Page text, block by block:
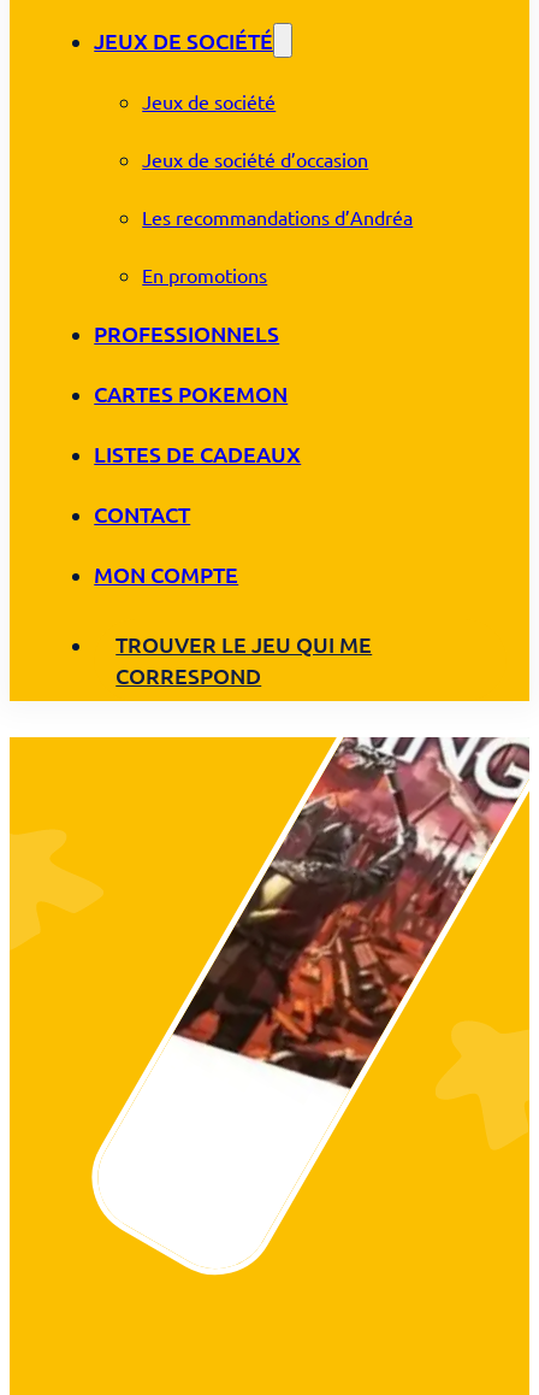
JEUX DE SOCIÉTÉ
Jeux de société
Jeux de société d’occasion
Les recommandations d’Andréa
En promotions
PROFESSIONNELS
CARTES POKEMON
LISTES DE CADEAUX
CONTACT
MON COMPTE
TROUVER LE JEU QUI ME
CORRESPOND